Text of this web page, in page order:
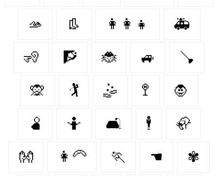
🫴 👢 👩‍👩‍👧 🚑
🧏 🧗 🐞 🚙 🪠
🙊 🏌 🤹 🚏 🧛‍
🫄 🤷 🛋 🕴 🦣
👐 👩‍🦳 🏃‍ ☚ ✾